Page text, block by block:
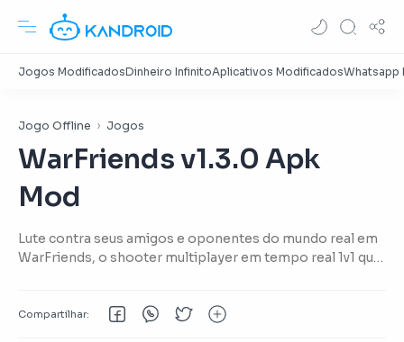
Jogo Offline Jogos
WarFriends v1.3.0 Apk
Mod
Lute contra seus amigos e oponentes do mundo real em
WarFriends, o shooter multiplayer em tempo real 1v1 que